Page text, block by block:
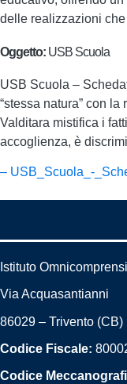
delle realizzazioni
Oggetto: USB Scuola
USB Scuola –
“stessa natura” con
Valditara mistifica i
accoglienza, è
– USB_Scuola_-
Istituto
Via Acquasantianni
86029 – Trivento (CB)
Codice Fiscale:
Codice